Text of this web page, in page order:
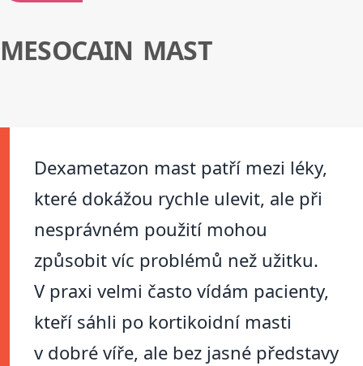
MESOCAIN MAST
Dexametazon mast patří mezi léky,
které dokážou rychle ulevit, ale při
nesprávném použití mohou
způsobit víc problémů než užitku.
V praxi velmi často vídám pacienty,
kteří sáhli po kortikoidní masti
v dobré víře, ale bez jasné představy